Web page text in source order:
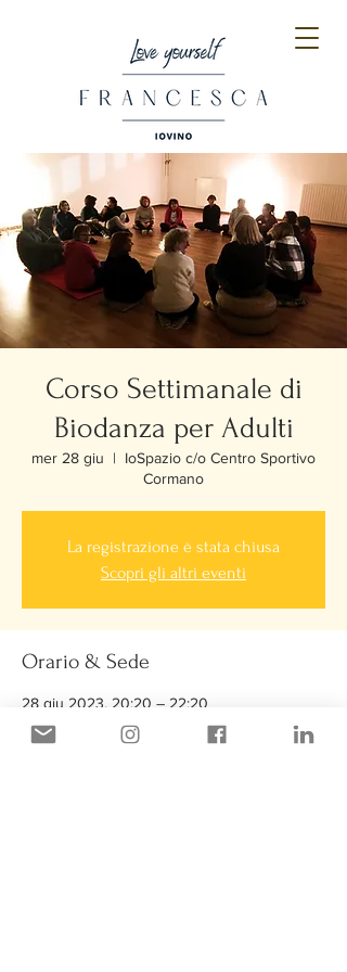
Corso Settimanale di
Biodanza per Adulti
mer 28 giu
  |
IoSpazio c/o Centro Sportivo
Cormano
La registrazione è stata chiusa
Scopri gli altri eventi
Orario & Sede
28 giu 2023, 20:20 – 22:20
IoSpazio c/o Centro Sportivo Cormano, Via
Europa, 20032 Cormano MI, Italia